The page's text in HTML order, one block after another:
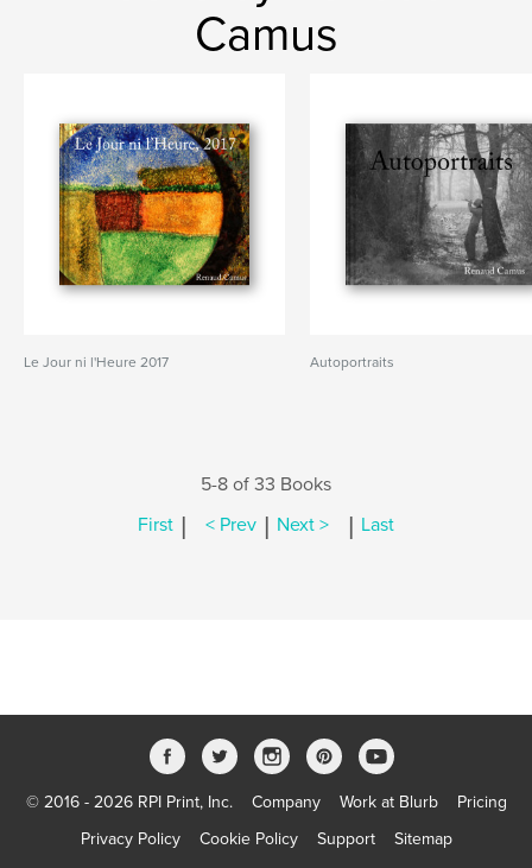
Camus
Le Jour ni l'Heure 2017 Autoportraits
5-8 of 33 Books
First | < Prev | Next > | Last
© 2016 - 2026 RPI Print, Inc. Company Work at Blurb
Pricing
Privacy Policy
Cookie Policy Support Sitemap